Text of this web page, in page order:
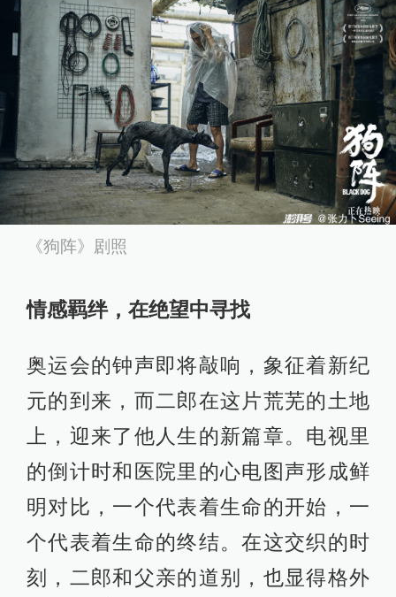
《狗阵》剧照
情感羁绊，在绝望中寻找
奥运会的钟声即将敲响，象征着新纪
元的到来，而二郎在这片荒芜的土地
上，迎来了他人生的新篇章。电视里
的倒计时和医院里的心电图声形成鲜
明对比，一个代表着生命的开始，一
个代表着生命的终结。在这交织的时
刻，二郎和父亲的道别，也显得格外